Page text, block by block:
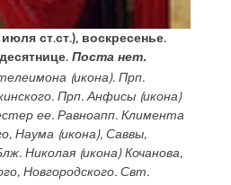
ст.ст.), воскресенье.
Поста нет.
(икона). Прп.
Прп.Анфисы(икона)
ее. Равноапп. Климента
Наума(икона), Саввы,
Николая(икона) Кочанова,
Новгородского. Свт.